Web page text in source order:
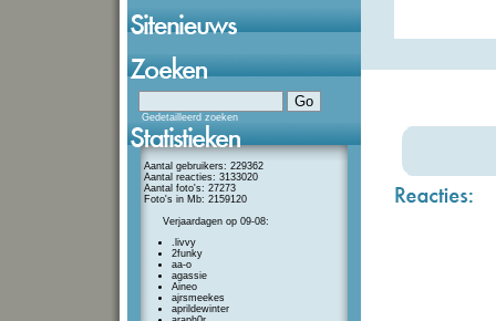
Gedetailleerd zoeken
Aantal gebruikers: 229362
Aantal reacties: 3133020
Aantal foto's: 27273
Foto's in Mb: 2159120
Verjaardagen op 09-08:
.livvy
2funky
aa-o
agassie
Aineo
ajrsmeekes
aprildewinter